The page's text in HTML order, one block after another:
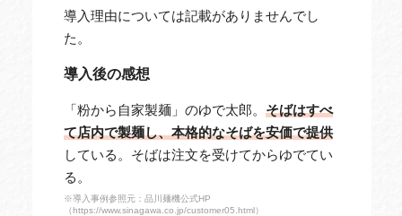
導入理由については記載がありませんでし
た。
導入後の感想
「粉から自家製麺」のゆで太郎。 そばはすべ
て店内で製麺し、本格的なそばを安価で提供
している。そばは注文を受けてからゆでてい
る。
※導入事例参照元：品川麺機公式HP
（https://www.sinagawa.co.jp/customer05.html）